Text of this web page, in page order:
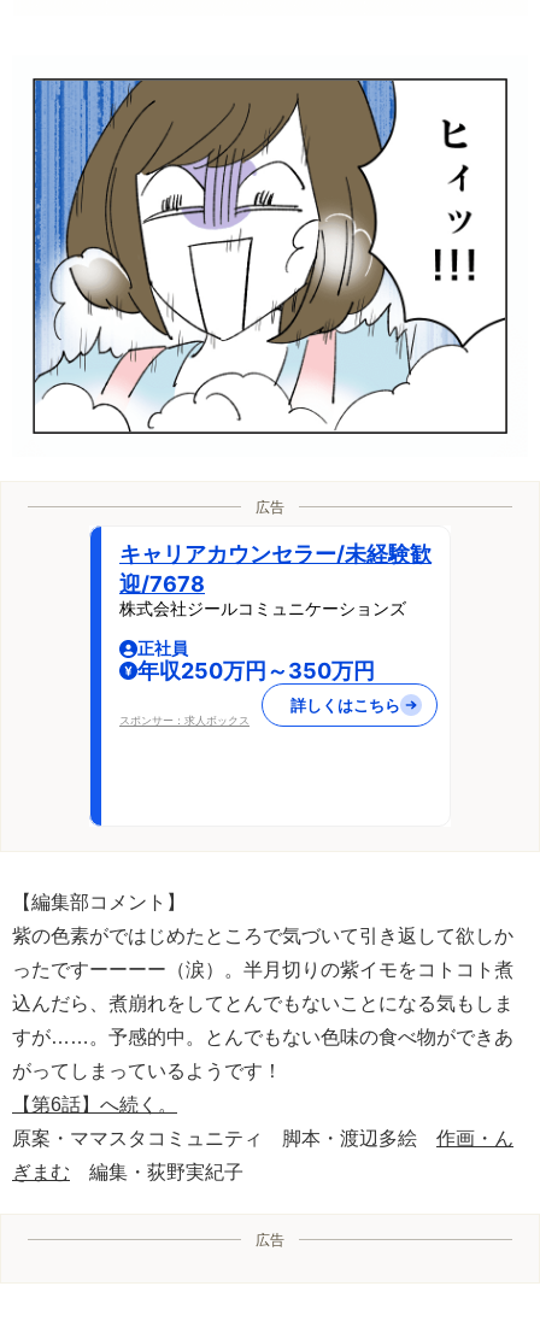
広告
キャリアカウンセラー/未経験歓
迎/7678
株式会社ジールコミュニケーションズ
正社員
年収250万円～350万円
スポンサー：求人ボックス
詳しくはこちら
【編集部コメント】
紫の色素がではじめたところで気づいて引き返して欲しか
ったですーーーー（涙）。半月切りの紫イモをコトコト煮
込んだら、煮崩れをしてとんでもないことになる気もしま
すが……。予感的中。とんでもない色味の食べ物ができあ
がってしまっているようです！
【第6話】へ続く。
原案・ママスタコミュニティ 脚本・渡辺多絵 作画・ん
ぎまむ 編集・荻野実紀子
広告